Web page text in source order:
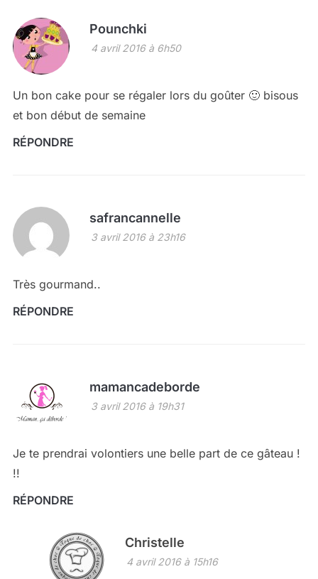
Pounchki
4 avril 2016 à 6h50
Un bon cake pour se régaler lors du goûter 🙂 bisous
et bon début de semaine
RÉPONDRE
safrancannelle
3 avril 2016 à 23h16
Très gourmand..
RÉPONDRE
mamancadeborde
3 avril 2016 à 19h31
Je te prendrai volontiers une belle part de ce gâteau !
!!
RÉPONDRE
Christelle
4 avril 2016 à 15h16